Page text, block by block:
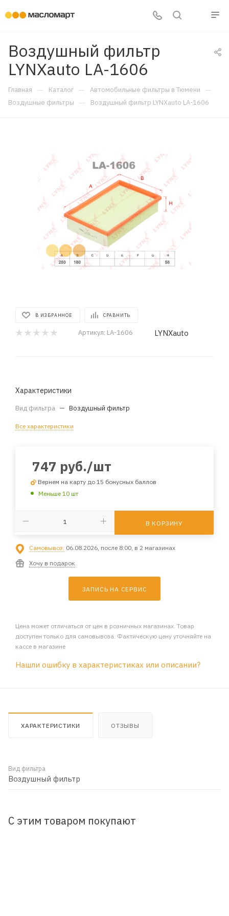
Воздушный фильтр
LYNXauto LA-1606
Главная — Каталог — Автомобильные фильтры в Тюмени —
Воздушные фильтры — Воздушный фильтр LYNXauto LA-1606
В ИЗБРАННОЕ СРАВНИТЬ
Артикул: LA-1606 LYNXauto
Характеристики
Вид фильтра — Воздушный фильтр
Все характеристики
747 руб./шт
Вернем на карту до 15 бонусных баллов
Меньше 10 шт
В КОРЗИНУ
Самовывоз: 06.08.2026, после 8:00, в 2 магазинах
Хочу в подарок
ЗАПИСЬ НА СЕРВИС
Цена может отличаться от цен в розничных магазинах. Товар
доступен только для самовывоза. Фактическую цену уточняйте на
кассе в магазине
Нашли ошибку в характеристиках или описании?
ХАРАКТЕРИСТИКИ ОТЗЫВЫ
Вид фильтра
Воздушный фильтр
С этим товаром покупают